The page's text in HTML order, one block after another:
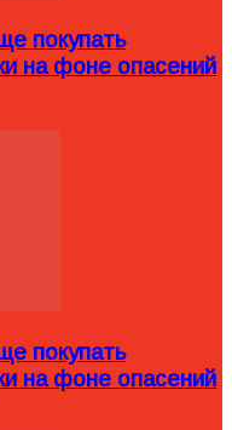
покупать
на фоне опасений
покупать
на фоне опасений